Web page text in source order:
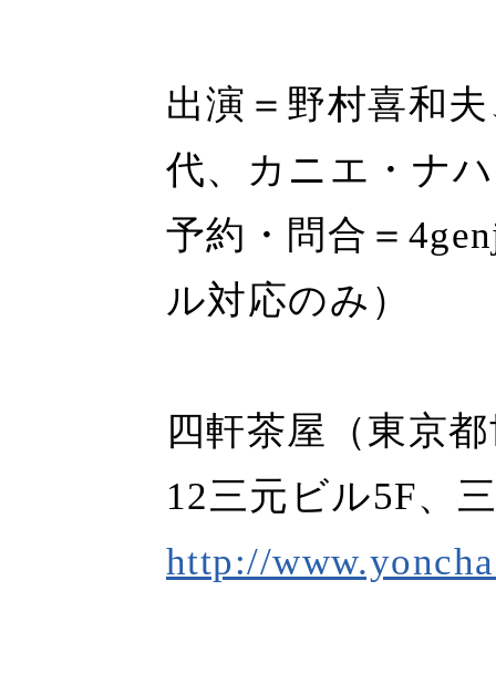
出演＝野村喜和
代、カニエ・ナ
予約・問合＝
ル対応のみ）
四軒茶屋（東京
12三元ビル5F、
http://